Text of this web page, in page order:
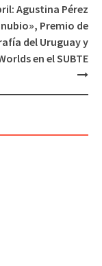
Agustina Pérez
Premio de
del Uruguay y
en el SUBTE